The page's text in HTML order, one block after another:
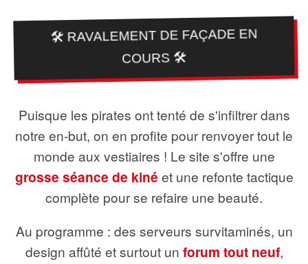
🛠️ RAVALEMENT DE FAÇADE EN
COURS 🛠️
Puisque les pirates ont tenté de s'infiltrer dans
notre en-but, on en profite pour renvoyer tout le
monde aux vestiaires ! Le site s'offre une
grosse séance de kiné et une refonte tactique
complète pour se refaire une beauté.
Au programme : des serveurs survitaminés, un
design affûté et surtout un forum tout neuf,